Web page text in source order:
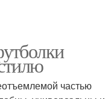
частью